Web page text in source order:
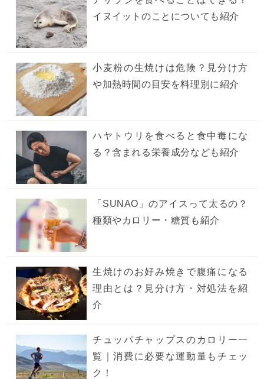
イヌイットのことについても紹介
小麦粉の生焼けは危険？見分け方
や加熱時間の目安を料理別に紹介
ハヤトウリを食べると食中毒にな
る？含まれる栄養成分なども紹介
「SUNAO」のアイスって太るの？
種類やカロリー・糖質も紹介
生焼けのお好み焼きで腹痛になる
理由とは？見分け方・対処法を紹
介
チュッパチャップスのカロリー一
覧｜消費に必要な運動量もチェッ
ク！